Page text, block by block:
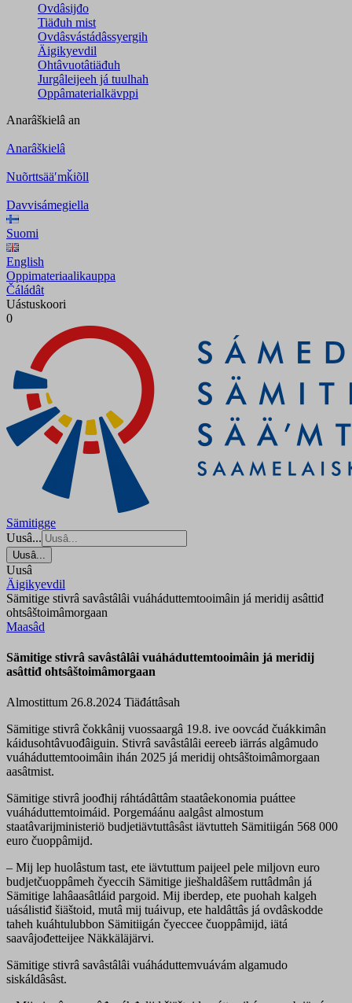
Ovdâsijđo
Tiäđuh mist
Ovdâsvástádâssyergih
Äigikyevdil
Ohtâvuotâtiäđuh
Jurgâleijeeh já tuulhah
Oppâmaterialkävppi
Anarâškielâ an
Anarâškielâ
Nuõrttsääʹmǩiõll
Davvisámegiella
Suomi
English
Oppimateriaalikauppa
Čáládât
Uástuskoori
0
Sämitigge
Uusâ...
Uusâ...
Uusâ
Äigikyevdil
Sämitige stivrâ savâstâlâi vuáháduttemtooimâin já meridij asâttiđ
ohtsâštoimâmorgaan
Maasâd
Sämitige stivrâ savâstâlâi vuáháduttemtooimâin já meridij
asâttiđ ohtsâštoimâmorgaan
Almostittum 26.8.2024 Tiäđáttâsah
Sämitige stivrâ čokkânij vuossaargâ 19.8. ive oovcád čuákkimân
káidusohtâvuođâiguin. Stivrâ savâstâlâi eereeb iärrás algâmudo
vuáháduttemtooimâin ihán 2025 já meridij ohtsâštoimâmorgaan
aasâtmist.
Sämitige stivrâ joođhij ráhtádâttâm staatâekonomia puáttee
vuáháduttemtoimáid. Porgemáánu aalgâst almostum
staatâvarijministeriö budjetiävtuttâsâst iävtutteh Sämitiigán 568 000
euro čuoppâmijd.
– Mij lep huolâstum tast, ete iävtuttum paijeel pele miljovn euro
budjetčuoppâmeh čyeccih Sämitige jiešhaldâšem ruttâdmân já
Sämitige lahâaasâtláid pargoid. Mij iberdep, ete puohah kalgeh
uásálistiđ šiäštoid, mutâ mij tuáivup, ete haldâttâs já ovdâskodde
taheh kuáhtulubbon Sämitiigán čyeccee čuoppâmijd, iätá
saavâjođetteijee Näkkäläjärvi.
Sämitige stivrâ savâstâlâi vuáháduttemvuávám algamudo
siskáldâsâst.